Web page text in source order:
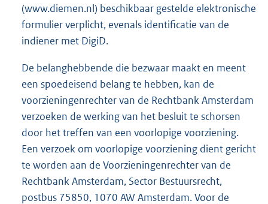
(www.diemen.nl) beschikbaar gestelde elektronische
formulier verplicht, evenals identificatie van de
indiener met DigiD.
De belanghebbende die bezwaar maakt en meent
een spoedeisend belang te hebben, kan de
voorzieningenrechter van de Rechtbank Amsterdam
verzoeken de werking van het besluit te schorsen
door het treffen van een voorlopige voorziening.
Een verzoek om voorlopige voorziening dient gericht
te worden aan de Voorzieningenrechter van de
Rechtbank Amsterdam, Sector Bestuursrecht,
postbus 75850, 1070 AW Amsterdam. Voor de